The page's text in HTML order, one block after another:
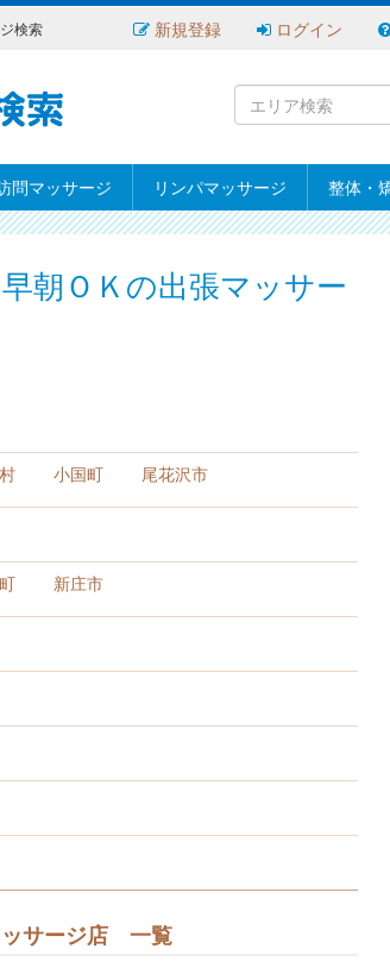
検索 新規登録 ログイン
問マッサージ リンパマッサージ 整体・
朝ＯＫの出張マッサー
小国町 尾花沢市
新庄市
ッサージ店 一覧